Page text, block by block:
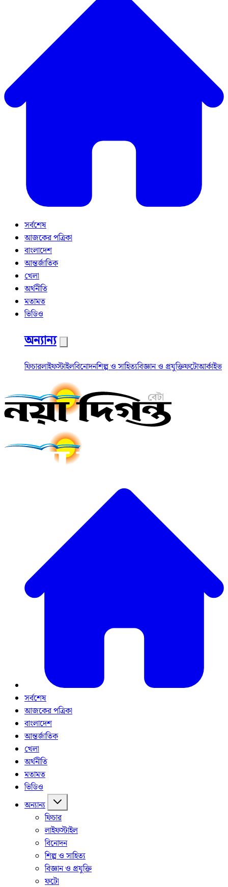
সর্বশেষ
আজকের পত্রিকা
বাংলাদেশ
আন্তর্জাতিক
খেলা
অর্থনীতি
মতামত
ভিডিও
অন্যান্য
ফিচারলাইফস্টাইলবিনোদনশিল্প ও সাহিত্যবিজ্ঞান ও প্রযুক্তিফটোআর্কাইভ
সর্বশেষ
আজকের পত্রিকা
বাংলাদেশ
আন্তর্জাতিক
খেলা
অর্থনীতি
মতামত
ভিডিও
অন্যান্য
ফিচার
লাইফস্টাইল
বিনোদন
শিল্প ও সাহিত্য
বিজ্ঞান ও প্রযুক্তি
ফটো